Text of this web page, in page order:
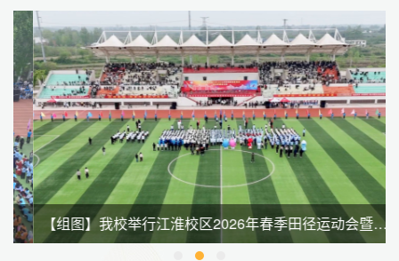
【组图】我校举行江淮校区2026年春季田径运动会暨全民健身大会